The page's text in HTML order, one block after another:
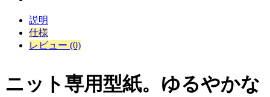
説明
仕様
レビュー (0)
ニット専用型紙。ゆるやかな